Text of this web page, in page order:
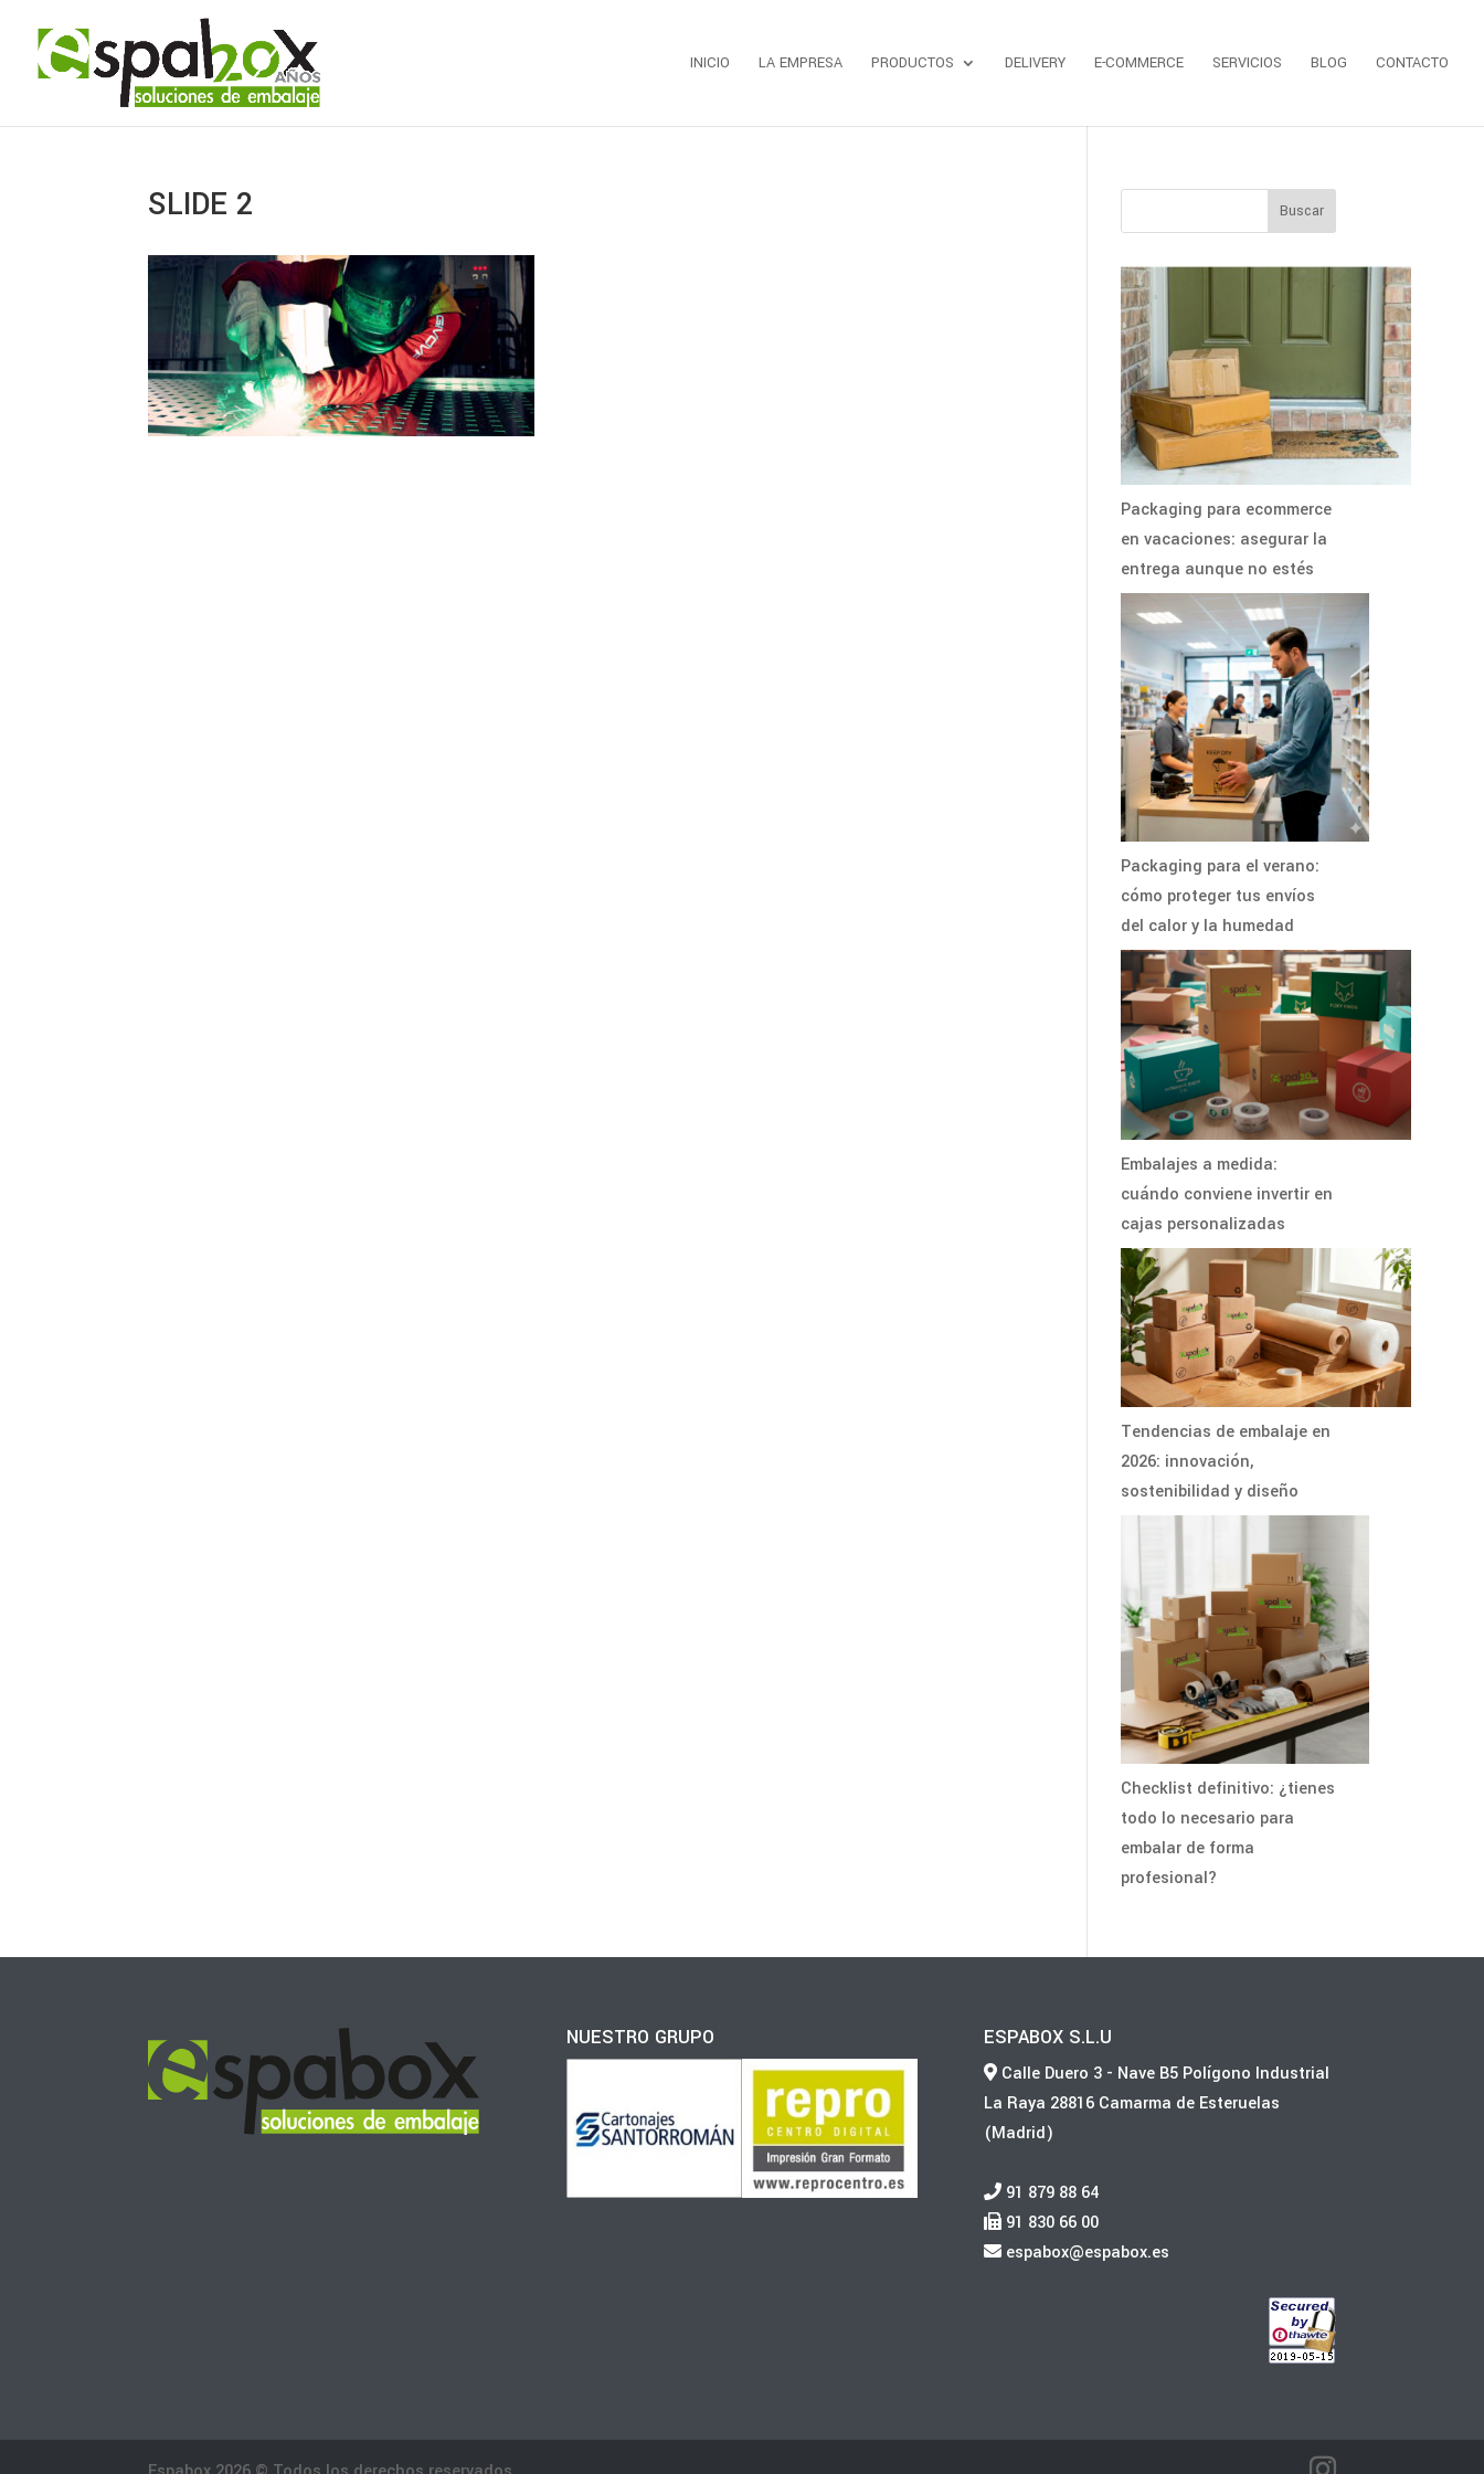
INICIO LA EMPRESA PRODUCTOS DELIVERY E-COMMERCE SERVICIOS BLOG CONTACTO
SLIDE 2
Packaging para ecommerce
en vacaciones: asegurar la
entrega aunque no estés
Packaging para el verano:
cómo proteger tus envíos
del calor y la humedad
Embalajes a medida:
cuándo conviene invertir en
cajas personalizadas
Tendencias de embalaje en
2026: innovación,
sostenibilidad y diseño
Checklist definitivo: ¿tienes
todo lo necesario para
embalar de forma
profesional?
NUESTRO GRUPO ESPABOX S.L.U
Calle Duero 3 - Nave B5 Polígono Industrial
La Raya 28816 Camarma de Esteruelas
(Madrid)
91 879 88 64
91 830 66 00
espabox@espabox.es